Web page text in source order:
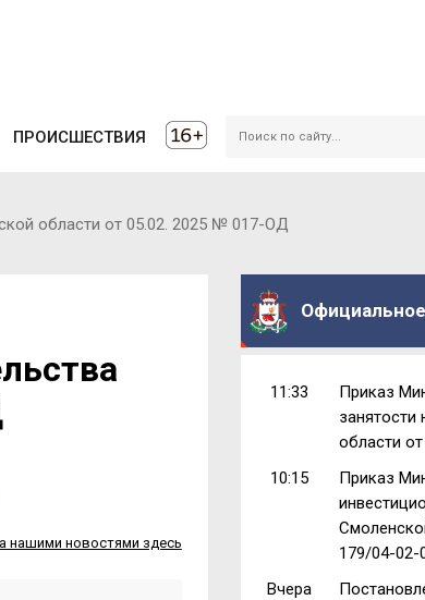
ПРОИСШЕСТВИЯ
области от 05.02. 2025 № 017-ОД
нашими новостями здесь
Официальное
11:33
Приказ
занятости
области
10:15
Приказ
179/04-02-
Вчера